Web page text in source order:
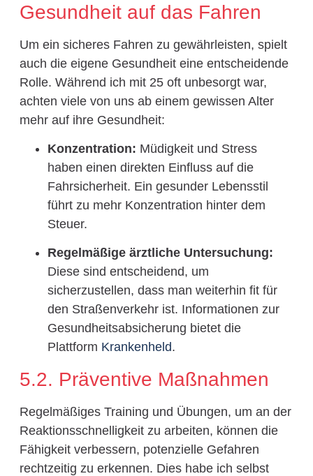
Gesundheit auf das Fahren
Um ein sicheres Fahren zu gewährleisten, spielt
auch die eigene Gesundheit eine entscheidende
Rolle. Während ich mit 25 oft unbesorgt war,
achten viele von uns ab einem gewissen Alter
mehr auf ihre Gesundheit:
Konzentration: Müdigkeit und Stress
haben einen direkten Einfluss auf die
Fahrsicherheit. Ein gesunder Lebensstil
führt zu mehr Konzentration hinter dem
Steuer.
Regelmäßige ärztliche Untersuchung:
Diese sind entscheidend, um
sicherzustellen, dass man weiterhin fit für
den Straßenverkehr ist. Informationen zur
Gesundheitsabsicherung bietet die
Plattform Krankenheld.
5.2. Präventive Maßnahmen
Regelmäßiges Training und Übungen, um an der
Reaktionsschnelligkeit zu arbeiten, können die
Fähigkeit verbessern, potenzielle Gefahren
rechtzeitig zu erkennen. Dies habe ich selbst